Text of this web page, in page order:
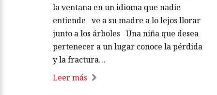
la ventana en un idioma que nadie
entiende ve a su madre a lo lejos llorar
junto a los árboles Una niña que desea
pertenecer a un lugar conoce la pérdida
y la fractura…
Leer más